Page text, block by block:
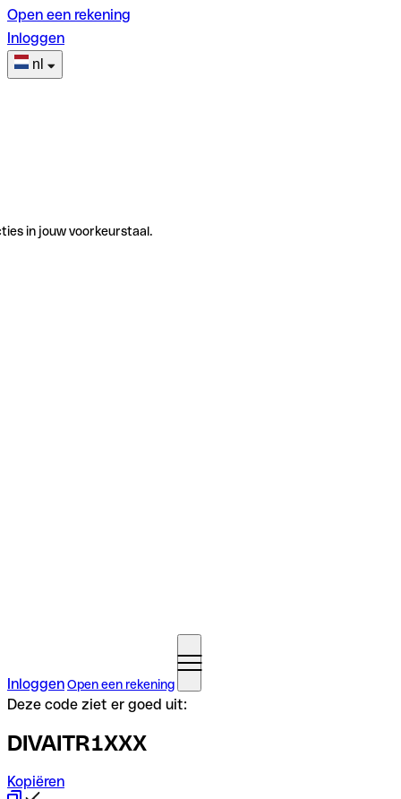
Open een rekening
Inloggen
nl
in jouw voorkeurstaal.
InloggenOpen een rekening
Deze code ziet er goed uit:
DIVAITR1XXX
Kopiëren